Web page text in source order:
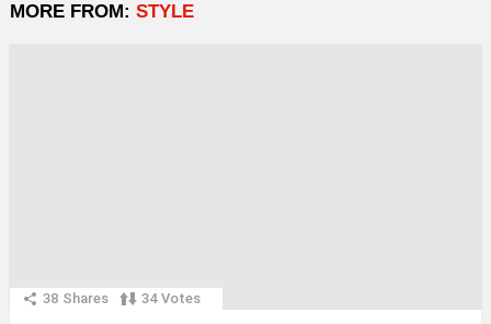
MORE FROM: STYLE
38 Shares 34 Votes